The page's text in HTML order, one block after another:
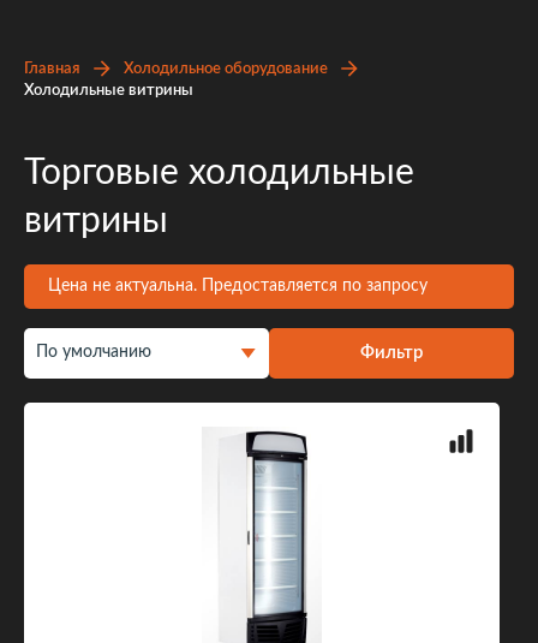
Главная
Холодильное оборудование
Холодильные витрины
Торговые холодильные
витрины
Цена не актуальна. Предоставляется по запросу
Фильтр
По умолчанию